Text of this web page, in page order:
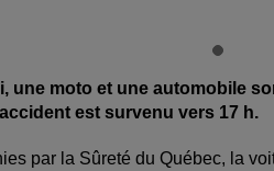
une moto et une automobile
est survenu vers 17 h.
par la Sûreté du Québec, la